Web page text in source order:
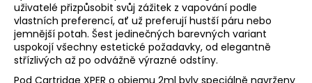
uživatelé přizpůsobit svůj zážitek z vapování podle
vlastních preferencí, ať už preferují hustší páru nebo
jemnější potah. Šest jedinečných barevných variant
uspokojí všechny estetické požadavky, od elegantně
střízlivých až po odvážně výrazné odstíny.
b
u
j
e